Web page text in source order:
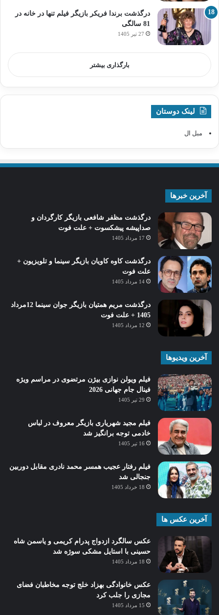
درگذشت برندا فریکر بازیگر فیلم تنها در خانه در
81 سالگی
27 تیر 1405
بارگذاری بیشتر
لینک دوستان
مبل ال
آخرین خبرها
درگذشت مظفر شافعی بازیگر کارگردان و
صداپیشه پیشکسوت + علت فوت
17 مرداد 1405
درگذشت کاوه کاویان بازیگر سینما و تلویزیون +
علت فوت
14 مرداد 1405
درگذشت مریم همتیان بازیگر جوان سینما 12مرداد
1405 + علت فوت
12 مرداد 1405
آخرین ویدیوها
فیلم ویولن نوازی بیژن مرتضوی در مراسم ویژه
فینال جام جهانی 2026
29 تیر 1405
فیلم مجید شهریاری بازیگر معروف در لباس
خادمی توجه برانگیز شد
16 تیر 1405
فیلم رفتار عجیب همسر محمد نادری مقابل دوربین
جنجالی شد
18 خرداد 1405
آخرین عکس ها
عکس سالگرد ازدواج پدرام کریمی و یاسمن شاه‌
حسینی با استایل مشکی سوژه شد
18 مرداد 1405
عکس خانوادگی بهزاد خلج توجه مخاطبان فضای
مجازی را جلب کرد
15 مرداد 1405